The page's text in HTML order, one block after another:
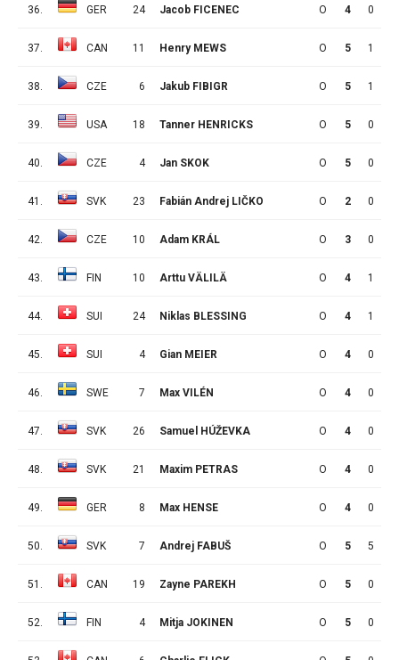
36. GER 24 Jacob FICENEC O 4 0
37. CAN 11 Henry MEWS O 5 1
38. CZE 6 Jakub FIBIGR O 5 1
39. USA 18 Tanner HENRICKS O 5 0
40. CZE 4 Jan SKOK O 5 0
41. SVK 23 Fabián Andrej LIČKO O 2 0
42. CZE 10 Adam KRÁL O 3 0
43. FIN 10 Arttu VÄLILÄ O 4 1
44. SUI 24 Niklas BLESSING O 4 1
45. SUI 4 Gian MEIER O 4 0
46. SWE 7 Max VILÉN O 4 0
47. SVK 26 Samuel HÚŽEVKA O 4 0
48. SVK 21 Maxim PETRAS O 4 0
49. GER 8 Max HENSE O 4 0
50. SVK 7 Andrej FABUŠ O 5 5
51. CAN 19 Zayne PAREKH O 5 0
52. FIN 4 Mitja JOKINEN O 5 0